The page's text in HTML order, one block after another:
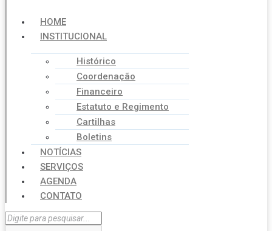
HOME
INSTITUCIONAL
Histórico
Coordenação
Financeiro
Estatuto e Regimento
Cartilhas
Boletins
NOTÍCIAS
SERVIÇOS
AGENDA
CONTATO